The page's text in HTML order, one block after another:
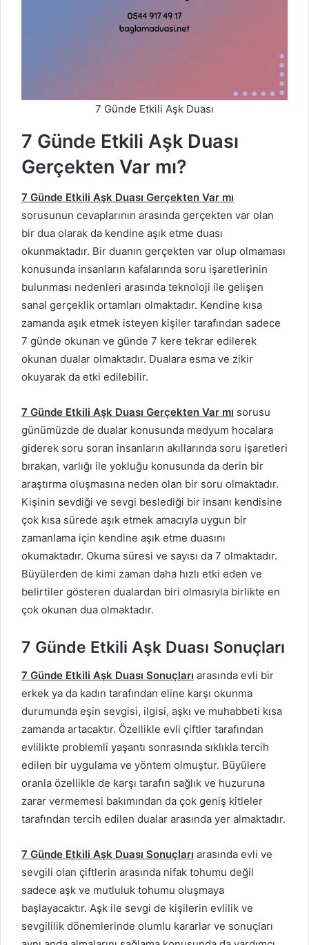
7 Günde Etkili Aşk Duası
7 Günde Etkili Aşk Duası
Gerçekten Var mı?
7 Günde Etkili Aşk Duası Gerçekten Var mı
sorusunun cevaplarının arasında gerçekten var olan
bir dua olarak da kendine aşık etme duası
okunmaktadır. Bir duanın gerçekten var olup olmaması
konusunda insanların kafalarında soru işaretlerinin
bulunması nedenleri arasında teknoloji ile gelişen
sanal gerçeklik ortamları olmaktadır. Kendine kısa
zamanda aşık etmek isteyen kişiler tarafından sadece
7 günde okunan ve günde 7 kere tekrar edilerek
okunan dualar olmaktadır. Dualara esma ve zikir
okuyarak da etki edilebilir.
7 Günde Etkili Aşk Duası Gerçekten Var mı sorusu
günümüzde de dualar konusunda medyum hocalara
giderek soru soran insanların akıllarında soru işaretleri
bırakan, varlığı ile yokluğu konusunda da derin bir
araştırma oluşmasına neden olan bir soru olmaktadır.
Kişinin sevdiği ve sevgi beslediği bir insanı kendisine
çok kısa sürede aşık etmek amacıyla uygun bir
zamanlama için kendine aşık etme duasını
okumaktadır. Okuma süresi ve sayısı da 7 olmaktadır.
Büyülerden de kimi zaman daha hızlı etki eden ve
belirtiler gösteren dualardan biri olmasıyla birlikte en
çok okunan dua olmaktadır.
7 Günde Etkili Aşk Duası Sonuçları
7 Günde Etkili Aşk Duası Sonuçları arasında evli bir
erkek ya da kadın tarafından eline karşı okunma
durumunda eşin sevgisi, ilgisi, aşkı ve muhabbeti kısa
zamanda artacaktır. Özellikle evli çiftler tarafından
evlilikte problemli yaşantı sonrasında sıklıkla tercih
edilen bir uygulama ve yöntem olmuştur. Büyülere
oranla özellikle de karşı tarafın sağlık ve huzuruna
zarar vermemesi bakımından da çok geniş kitleler
tarafından tercih edilen dualar arasında yer almaktadır.
7 Günde Etkili Aşk Duası Sonuçları arasında evli ve
sevgili olan çiftlerin arasında nifak tohumu değil
sadece aşk ve mutluluk tohumu oluşmaya
başlayacaktır. Aşk ile sevgi de kişilerin evlilik ve
sevgililik dönemlerinde olumlu kararlar ve sonuçları